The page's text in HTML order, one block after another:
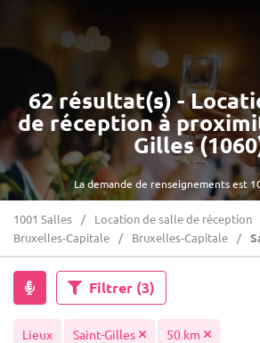
La demande de renseignements est
62 résultat(s) -
de réception à
Gilles
1001 Salles Location de salle de réception
Bruxelles-Capitale
Bruxelles-Capitale
Filtrer (3)
Lieux Saint-Gilles 50 km